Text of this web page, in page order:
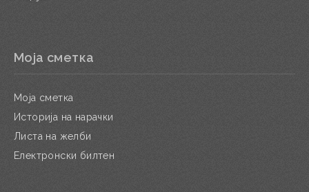
Моја сметка
Моја сметка
Историја на нарачки
Листа на желби
Електронски билтен